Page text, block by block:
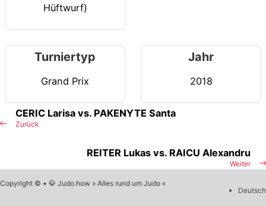
Hüftwurf)
Turniertyp
Grand Prix
Jahr
2018
Zurück
CERIC Larisa vs. PAKENYTE Santa
Weiter
REITER Lukas vs. RAICU Alexandru
Copyright © • 🥋 Judo.how » Alles rund um Judo «
Deutsch